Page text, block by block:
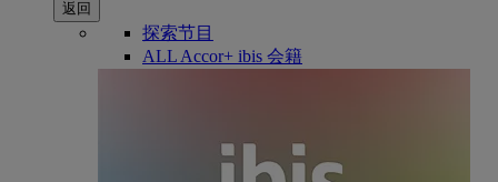
返回
探索节目
ALL Accor+ ibis 会籍